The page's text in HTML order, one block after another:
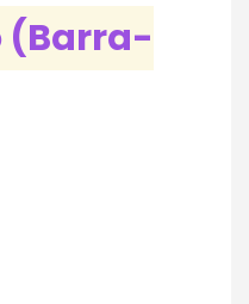
(Barra-